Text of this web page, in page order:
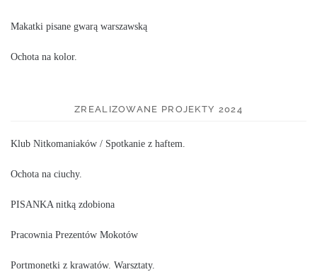
Makatki pisane gwarą warszawską
Ochota na kolor.
ZREALIZOWANE PROJEKTY 2024
Klub Nitkomaniaków / Spotkanie z haftem.
Ochota na ciuchy.
PISANKA nitką zdobiona
Pracownia Prezentów Mokotów
Portmonetki z krawatów. Warsztaty.